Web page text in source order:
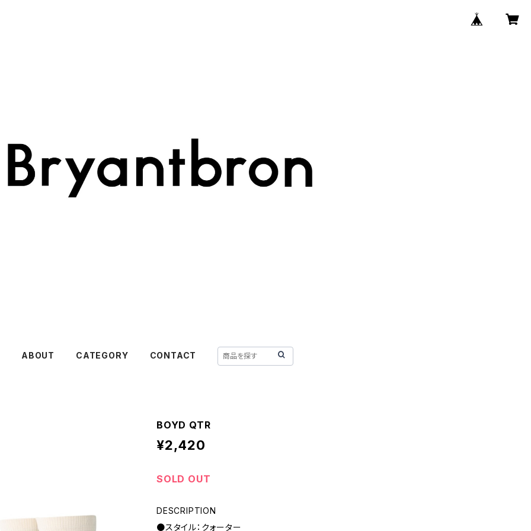
ABOUT CATEGORY CONTACT
BOYD QTR
¥2,420
SOLD OUT
DESCRIPTION
●スタイル：クォーター